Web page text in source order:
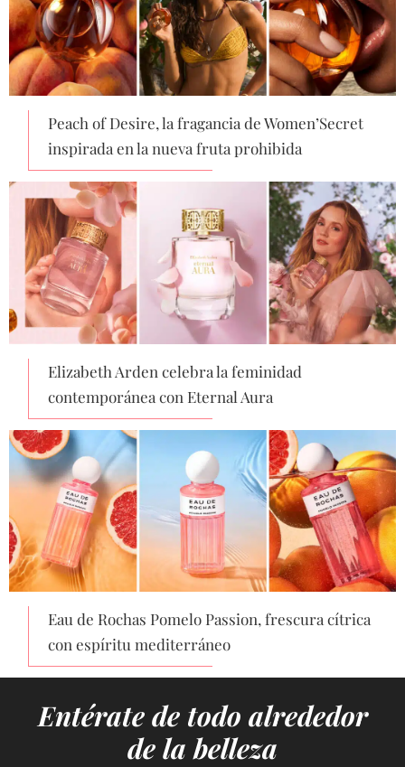
Peach of Desire, la fragancia de Women’Secret
inspirada en la nueva fruta prohibida
Elizabeth Arden celebra la feminidad
contemporánea con Eternal Aura
Eau de Rochas Pomelo Passion, frescura cítrica
con espíritu mediterráneo
Entérate de todo alrededor
de la belleza